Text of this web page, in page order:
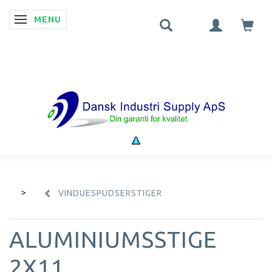
SKIFTE NAVIGATION
MENU
VINDUESPUDSERSTIGER
ALUMINIUMSSTIGE